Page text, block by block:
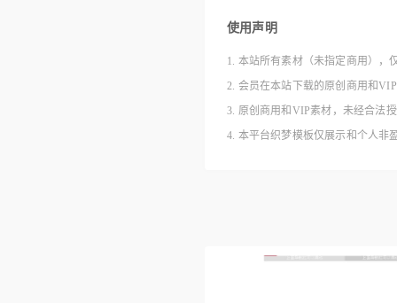
使用声明
1. 本站所有素材（未指定商用），
2. 会员在本站下载的原创商用和
3. 原创商用和VIP素材，未经合法
4. 本平台织梦模板仅展示和个人非